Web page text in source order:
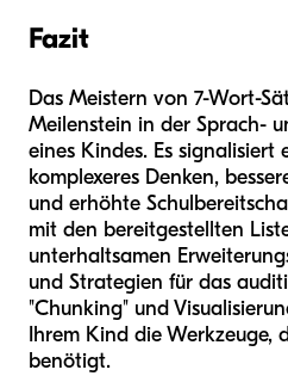
Fazit
Das Meistern von 7-Wort-
Meilenstein in der Sprach-
eines Kindes. Es
komplexeres Denken,
und erhöhte
mit den bereitgestellten
unterhaltsamen
und Strategien für das
"Chunking" und
Ihrem Kind die Werkzeuge,
benötigt.